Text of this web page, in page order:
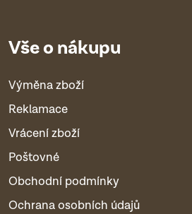
Vše o nákupu
Výměna zboží
Reklamace
Vrácení zboží
Poštovné
Obchodní podmínky
Ochrana osobních údajů